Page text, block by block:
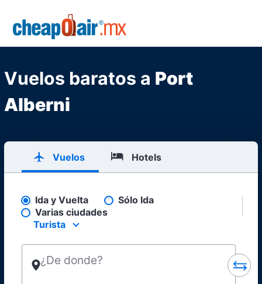
Skip to main content
Vuelos baratos a Port
Alberni
Vuelos Hotels
Pick your flight type
Ida y Vuelta
Sólo Ida
Varias ciudades
Select your preferred seating class.
Turista
¿De donde?